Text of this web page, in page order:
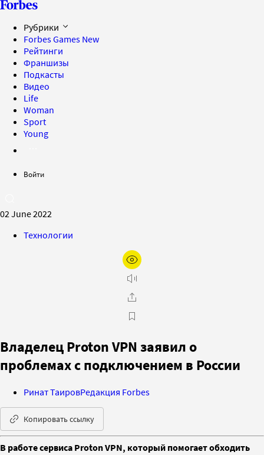
Рубрики
Forbes Games New
Рейтинги
Франшизы
Подкасты
Видео
Life
Woman
Sport
Young
Войти
02 June 2022
Технологии
Владелец Proton VPN заявил о
проблемах с подключением в России
Ринат ТаировРедакция Forbes
Копировать ссылку
В работе сервиса Proton VPN, который помогает обходить